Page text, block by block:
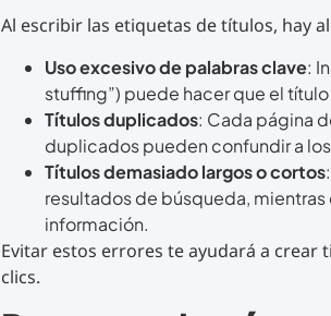
Al escribir las etiquetas de títulos, hay
Uso excesivo de palabras clave:
stuffing”) puede hacer que el
Títulos duplicados: Cada página
duplicados pueden confundir a
Títulos demasiado largos o cortos
resultados de búsqueda,
información.
Evitar estos errores te ayudará a crear
clics.